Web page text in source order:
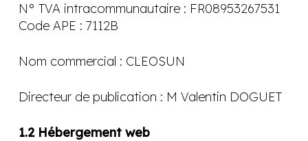
N° TVA intracommunautaire : FR08953267531
Code APE : 7112B
Nom commercial : CLEOSUN
Directeur de publication : M Valentin DOGUET
1.2 Hébergement web